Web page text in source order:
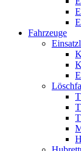
Fahrzeuge